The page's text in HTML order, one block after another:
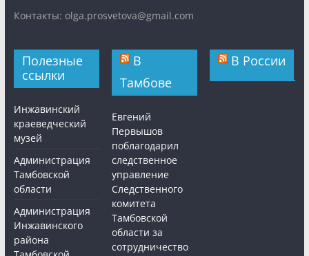
Контакты: olga.prosvetova@gmail.com
Полезные
ссылки
Инжавинский
краеведческий
музей
Администрация
Тамбовской
области
Администрация
Инжавинского
района
В
Тамбове
Евгений
Первышов
поблагодарил
следственное
управление
Следственного
комитета
Тамбовской
области за
сотрудничество
В России